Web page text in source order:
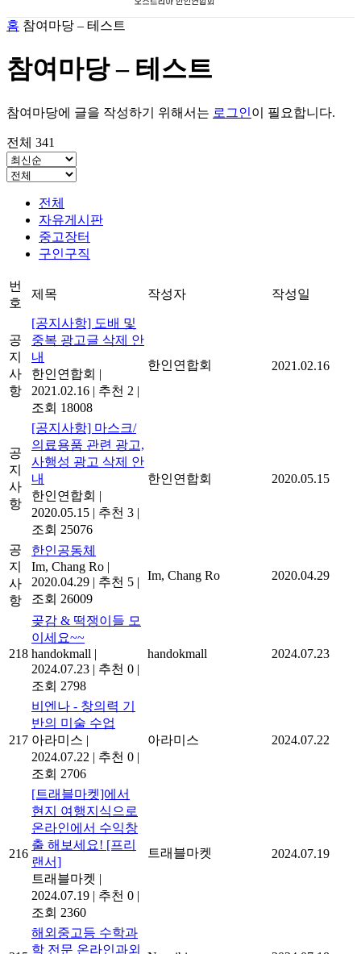
홈 참여마당 – 테스트
참여마당 – 테스트
참여마당에 글을 작성하기 위해서는 로그인이 필요합니다.
전체 341
전체
자유게시판
중고장터
구인구직
번
호
제목 작성자 작성일
공
지
사
항
[공지사항] 도배 및
중복 광고글 삭제 안
내
한인연합회 |
2021.02.16 | 추천 2 |
조회 18008
한인연합회 2021.02.16
공
지
사
항
[공지사항] 마스크/
의료용품 관련 광고,
사행성 광고 삭제 안
내
한인연합회 |
2020.05.15 | 추천 3 |
조회 25076
한인연합회 2020.05.15
공
지
사
항
한인공동체
Im, Chang Ro |
2020.04.29 | 추천 5 |
조회 26009
Im, Chang Ro 2020.04.29
218
곶감 & 떡쟁이들 모
이세요~~
handokmall |
2024.07.23 | 추천 0 |
조회 2798
handokmall 2024.07.23
217
비엔나 - 창의력 기
반의 미술 수업
아라미스 |
2024.07.22 | 추천 0 |
조회 2706
아라미스 2024.07.22
216
[트래블마켓]에서
현지 여행지식으로
온라인에서 수익창
출 해보세요! [프리
랜서]
트래블마켓 |
2024.07.19 | 추천 0 |
조회 2360
트래블마켓 2024.07.19
해외중고등 수학과
학 전문 온라인과외